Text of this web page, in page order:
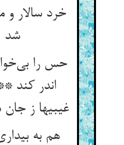
خرد سالار و
شد
حس را
اندر کند
غیبیها ز جان
هم به